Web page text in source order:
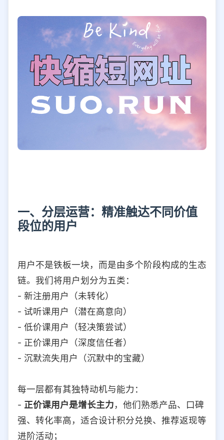
一、分层运营：精准触达不同价值
段位的用户
用户不是铁板一块，而是由多个阶段构成的生态
链。我们将用户划分为五类：
- 新注册用户（未转化）
- 试听课用户（潜在高意向）
- 低价课用户（轻决策尝试）
- 正价课用户（深度信任者）
- 沉默流失用户（沉默中的宝藏）
每一层都有其独特动机与能力：
- 正价课用户是增长主力，他们熟悉产品、口碑
强、转化率高，适合设计积分兑换、推荐返现等
进阶活动；